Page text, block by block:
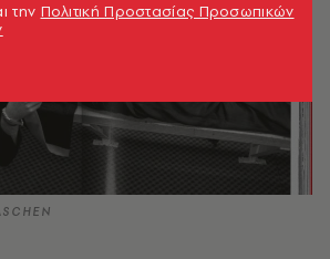
την Πολιτική Προστασίας Προσωπικών